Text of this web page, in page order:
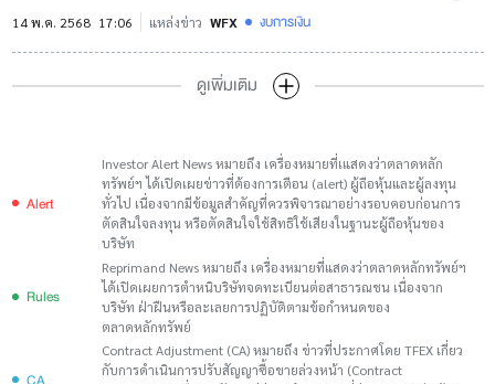
14 พ.ค. 2568 17:06 แหล่งข่าว WFX งบการเงิน
ดูเพิ่มเติม
Alert
Investor Alert News หมายถึง เครื่องหมายที่เแสดงว่าตลาดหลัก
ทรัพย์ฯ ได้เปิดเผยข่าวที่ต้องการเตือน (alert) ผู้ถือหุ้นและผู้ลงทุน
ทั่วไป เนื่องจากมีข้อมูลสำคัญที่ควรพิจารณาอย่างรอบคอบก่อนการ
ตัดสินใจลงทุน หรือตัดสินใจใช้สิทธิใช้เสียงในฐานะผู้ถือหุ้นของ
บริษัท
Rules
Reprimand News หมายถึง เครื่องหมายที่แสดงว่าตลาดหลักทรัพย์ฯ
ได้เปิดเผยการตำหนิบริษัทจดทะเบียนต่อสาธารณชน เนื่องจาก
บริษัท ฝ่าฝืนหรือละเลยการปฏิบัติตามข้อกำหนดของ
ตลาดหลักทรัพย์
Contract Adjustment (CA) หมายถึง ข่าวที่ประกาศโดย TFEX เกี่ยว
กับการดำเนินการปรับสัญญาซื้อขายล่วงหน้า (Contract